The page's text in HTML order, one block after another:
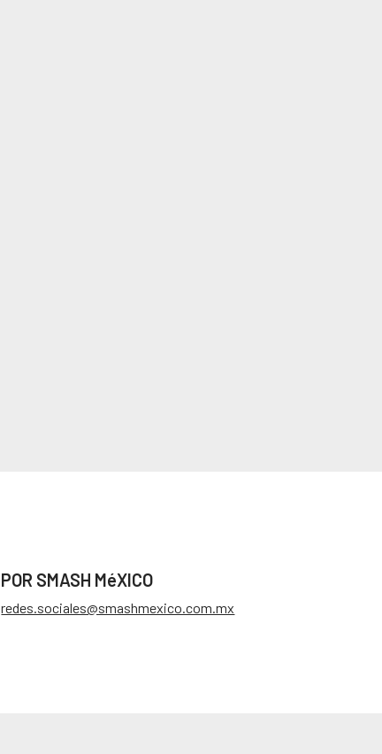
POR SMASH MéXICO
redes.sociales@smashmexico.com.mx